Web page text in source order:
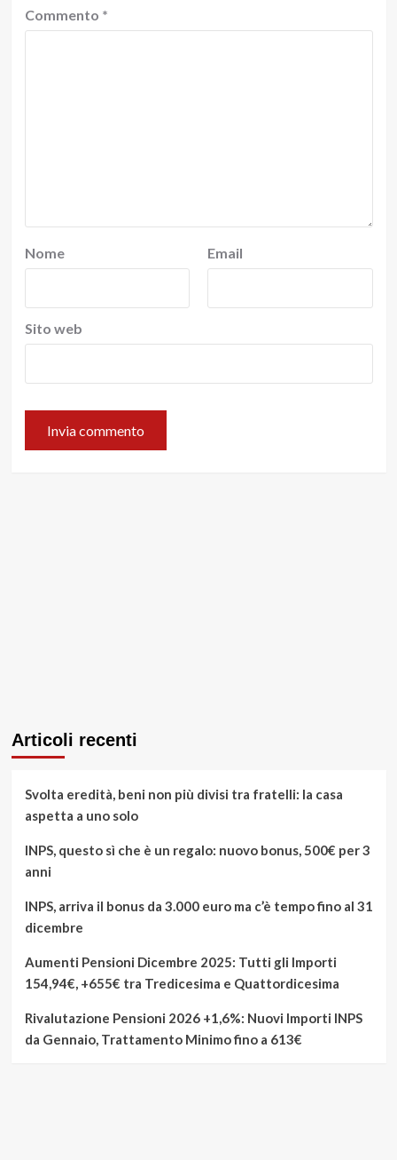
Commento *
Nome Email
Sito web
Articoli recenti
Svolta eredità, beni non più divisi tra fratelli: la casa
aspetta a uno solo
INPS, questo sì che è un regalo: nuovo bonus, 500€ per 3
anni
INPS, arriva il bonus da 3.000 euro ma c’è tempo fino al 31
dicembre
Aumenti Pensioni Dicembre 2025: Tutti gli Importi
154,94€, +655€ tra Tredicesima e Quattordicesima
Rivalutazione Pensioni 2026 +1,6%: Nuovi Importi INPS
da Gennaio, Trattamento Minimo fino a 613€